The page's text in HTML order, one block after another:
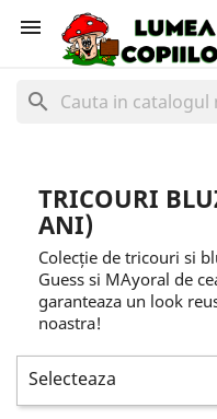

search
TRICOURI
ANI)
Colecție de tricouri si
Guess si MAyoral de
garanteaza un look
noastra!
Selecteaza